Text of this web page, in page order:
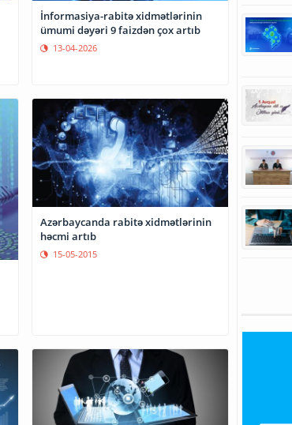
İnformasiya-rabitə xidmətlərinin
ümumi dəyəri 9 faizdən çox artıb
13-04-2026
Azərbaycanda rabitə xidmətlərinin
həcmi artıb
15-05-2015